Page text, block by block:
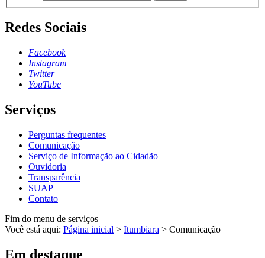
Redes Sociais
Facebook
Instagram
Twitter
YouTube
Serviços
Perguntas frequentes
Comunicação
Serviço de Informação ao Cidadão
Ouvidoria
Transparência
SUAP
Contato
Fim do menu de serviços
Você está aqui: Página inicial > Itumbiara > Comunicação
Em destaque